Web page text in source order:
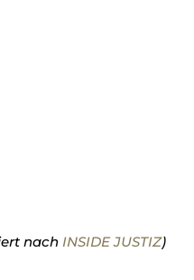
nach INSIDE JUSTIZ)